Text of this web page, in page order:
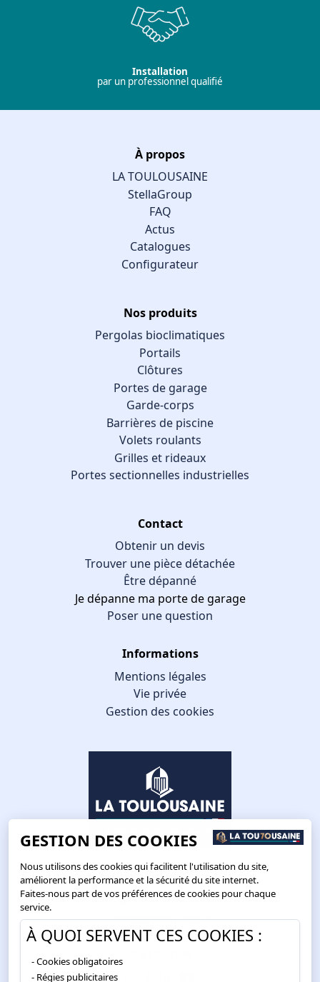
Installation
par un professionnel qualifié
À propos
LA TOULOUSAINE
StellaGroup
FAQ
Actus
Catalogues
Configurateur
Nos produits
Pergolas bioclimatiques
Portails
Clôtures
Portes de garage
Garde-corps
Barrières de piscine
Volets roulants
Grilles et rideaux
Portes sectionnelles industrielles
Contact
Obtenir un devis
Trouver une pièce détachée
Être dépanné
Je dépanne ma porte de garage
Poser une question
Informations
Mentions légales
Vie privée
Gestion des cookies
Route de Toulouse
CS57668 ESCALQUENS
31676 LABÈGE CEDEX
GESTION DES COOKIES
Nous utilisons des cookies qui facilitent l'utilisation du site,
améliorent la performance et la sécurité du site internet.
Faites-nous part de vos préférences de cookies pour chaque
service.
À QUOI SERVENT CES COOKIES :
Cookies obligatoires
Régies publicitaires